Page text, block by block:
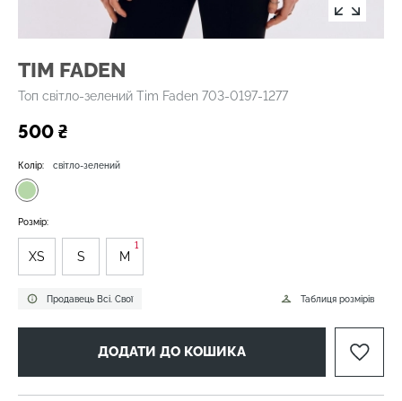
TIM FADEN
Топ світло-зелений Tim Faden 703-0197-1277
500 ₴
Продавець Всі. Свої
Колір: світло-зелений
Таблиця розмірів
Розмір:
XS S M
1
ДОДАТИ ДО КОШИКА